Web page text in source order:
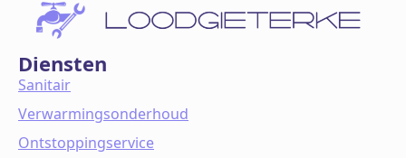
Diensten
Sanitair
Verwarmingsonderhoud
Ontstoppingservice